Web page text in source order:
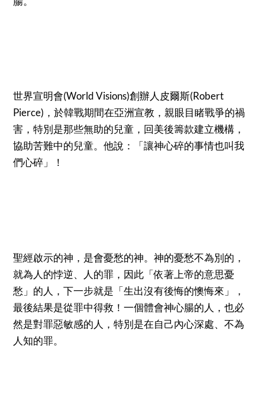
世界宣明會(World Visions)創辦人皮爾斯(Robert
Pierce)，於韓戰期間在亞洲宣教，親眼目睹戰爭的禍
害，特別是那些無助的兒童，回美後籌款建立機構，
協助苦難中的兒童。他說：「讓神心碎的事情也叫我
們心碎」！
聖經啟示的神，是會憂愁的神。神的憂愁不為別的，
就為人的悖逆、人的罪，因此「依著上帝的意思憂
愁」的人，下一步就是「生出沒有後悔的懊悔來」，
最後結果是從罪中得救！一個體會神心腸的人，也必
然是對罪惡敏感的人，特別是在自己內心深處、不為
人知的罪。